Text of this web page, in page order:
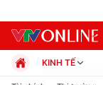
KINH TẾ